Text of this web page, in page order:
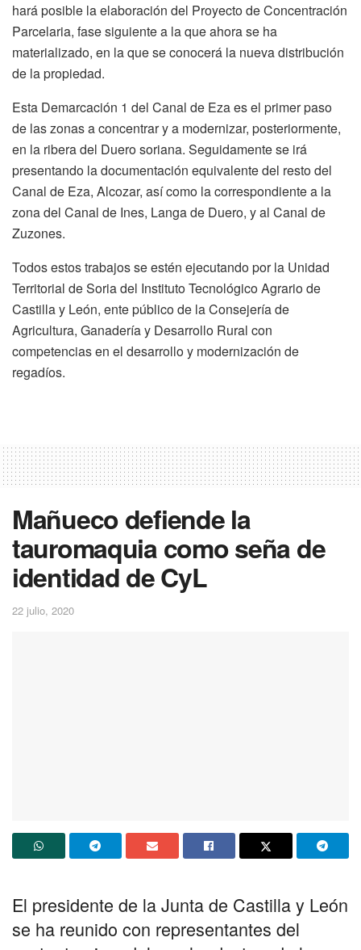
hará posible la elaboración del Proyecto de Concentración
Parcelaria, fase siguiente a la que ahora se ha
materializado, en la que se conocerá la nueva distribución
de la propiedad.
Esta Demarcación 1 del Canal de Eza es el primer paso
de las zonas a concentrar y a modernizar, posteriormente,
en la ribera del Duero soriana. Seguidamente se irá
presentando la documentación equivalente del resto del
Canal de Eza, Alcozar, así como la correspondiente a la
zona del Canal de Ines, Langa de Duero, y al Canal de
Zuzones.
Todos estos trabajos se estén ejecutando por la Unidad
Territorial de Soria del Instituto Tecnológico Agrario de
Castilla y León, ente público de la Consejería de
Agricultura, Ganadería y Desarrollo Rural con
competencias en el desarrollo y modernización de
regadíos.
Mañueco defiende la
tauromaquia como seña de
identidad de CyL
22 julio, 2020
El presidente de la Junta de Castilla y León
se ha reunido con representantes del